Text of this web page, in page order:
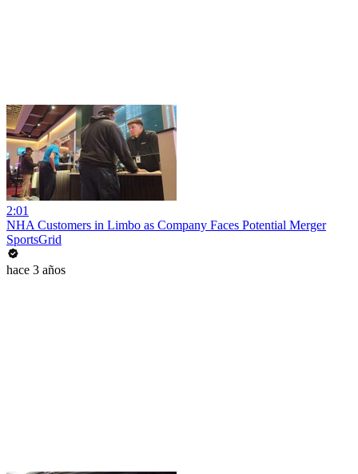
2:01
NHA Customers in Limbo as Company Faces Potential Merger
SportsGrid
hace 3 años